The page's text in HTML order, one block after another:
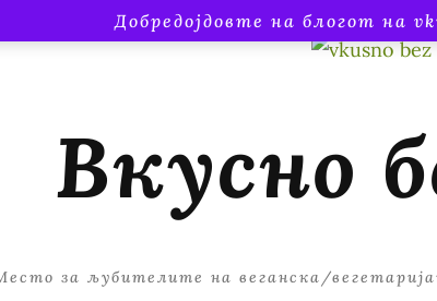
Добредојдовте на блогот на
Вкусно
за љубителите на веганска/